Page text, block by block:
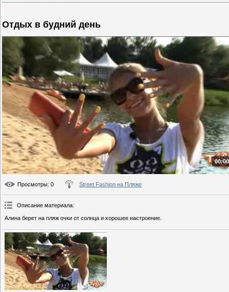
Отдых в будний день
Просмотры: 0 Street Fashion на Пляже
Описание материала:
Алина берет на пляж очки от солнца и хорошее настроение.